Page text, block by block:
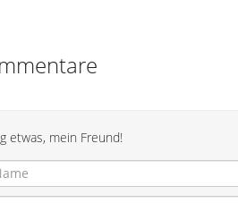
etwas, mein Freund!